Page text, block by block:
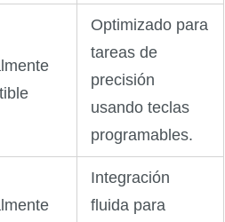
Optimizado para
tareas de
precisión
usando teclas
programables.
Integración
fluida para